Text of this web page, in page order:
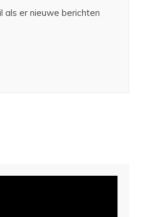
als er nieuwe berichten